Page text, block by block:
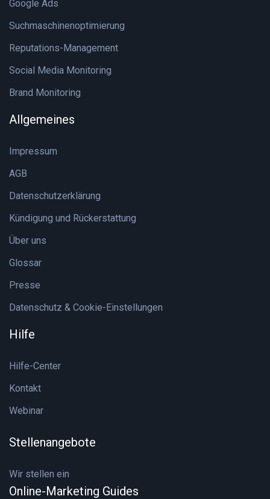
Google Ads
Suchmaschinenoptimierung
Reputations-Management
Social Media Monitoring
Brand Monitoring
Allgemeines
Impressum
AGB
Datenschutzerklärung
Kündigung und Rückerstattung
Über uns
Glossar
Presse
Datenschutz & Cookie-Einstellungen
Hilfe
Hilfe-Center
Kontakt
Webinar
Stellenangebote
Wir stellen ein
Online-Marketing Guides